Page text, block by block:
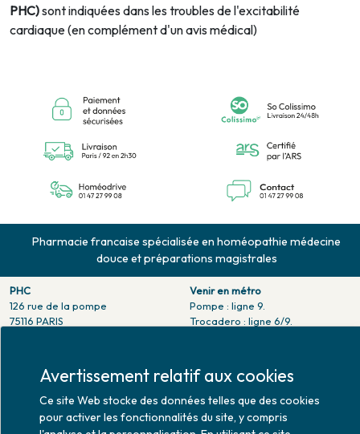
PHC)sont indiquées dans les troubles de l'excitabilité
cardiaque (en complément d'un avis médical)
Pharmacie francaise spécialisée en homéopathie médecine
douce et préparations magistrales
PHC
126 rue de la pompe
75116 PARIS
Horaires d'ouverture
Lundi : 10h30 - 20h00
20h00
Venir en métro
Pompe : ligne 9.
Trocadero : ligne 6/9.
Venir en bus
Jean Monet : ligne 52.
Avertissement relatif aux cookies
Ce site Web stocke des données telles que des cookies
pour activer les fonctionnalités du site, y compris